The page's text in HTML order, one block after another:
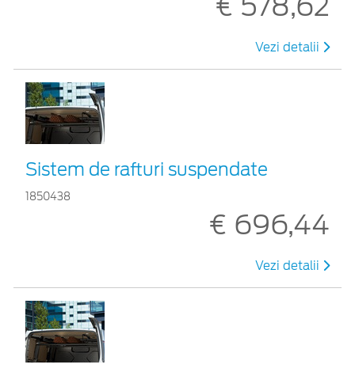
Vezi detalii
Sistem de rafturi suspendate
1850438
€ 696,44
Vezi detalii